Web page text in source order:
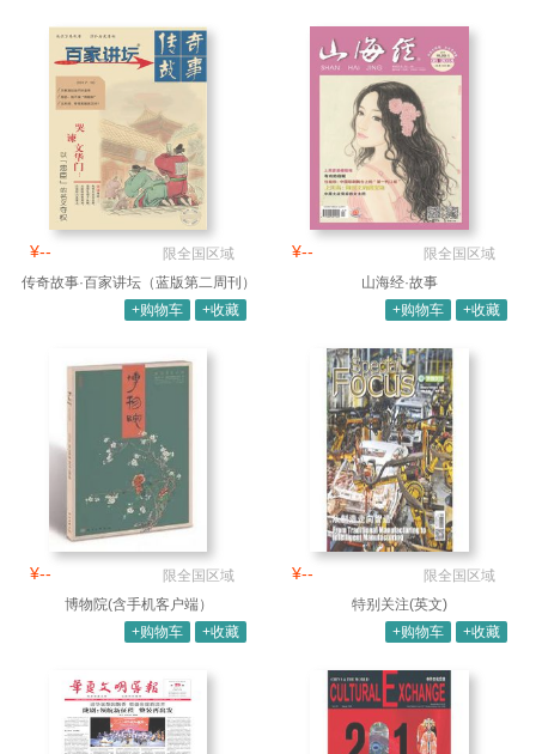
¥--
限全国区域
传奇故事·百家讲坛（蓝版第二周刊）
+购物车
+收藏
¥--
限全国区域
山海经·故事
+购物车
+收藏
¥--
限全国区域
博物院(含手机客户端）
+购物车
+收藏
¥--
限全国区域
特别关注(英文)
+购物车
+收藏